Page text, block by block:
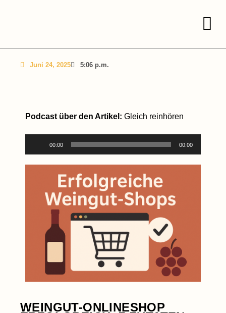
Juni 24, 2025 5:06 p.m.
Podcast über den Artikel: Gleich reinhören
Player
00:00 00:00
WEINGUT-ONLINESHOP